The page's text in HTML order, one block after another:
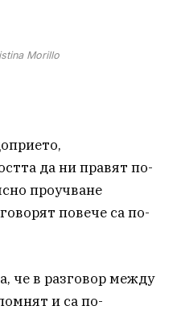
Morillo
да ни правят по-
проучване
повече са по-
че в разговор между
и са по-